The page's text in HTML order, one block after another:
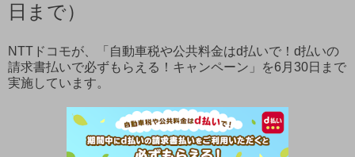
日まで）
NTTドコモが、「自動車税や公共料金はd払いで！d払いの
請求書払いで必ずもらえる！キャンペーン」を6月30日まで
実施しています。